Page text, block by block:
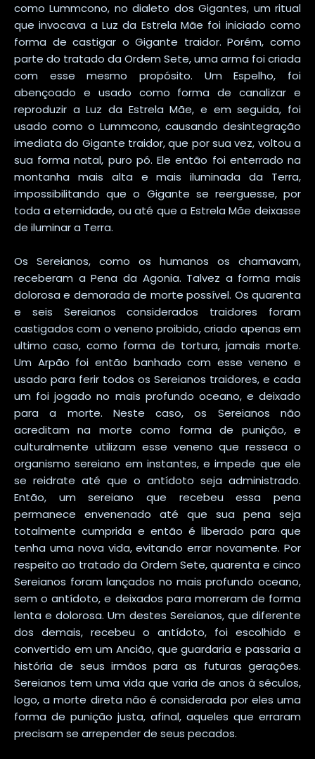
como Lummcono, no dialeto dos Gigantes, um ritual
que invocava a Luz da Estrela Mãe foi iniciado como
forma de castigar o Gigante traidor. Porém, como
parte do tratado da Ordem Sete, uma arma foi criada
com esse mesmo propósito. Um Espelho, foi
abençoado e usado como forma de canalizar e
reproduzir a Luz da Estrela Mãe, e em seguida, foi
usado como o Lummcono, causando desintegração
imediata do Gigante traidor, que por sua vez, voltou a
sua forma natal, puro pó. Ele então foi enterrado na
montanha mais alta e mais iluminada da Terra,
impossibilitando que o Gigante se reerguesse, por
toda a eternidade, ou até que a Estrela Mãe deixasse
de iluminar a Terra.
Os Sereianos, como os humanos os chamavam,
receberam a Pena da Agonia. Talvez a forma mais
dolorosa e demorada de morte possível. Os quarenta
e seis Sereianos considerados traidores foram
castigados com o veneno proibido, criado apenas em
ultimo caso, como forma de tortura, jamais morte.
Um Arpão foi então banhado com esse veneno e
usado para ferir todos os Sereianos traidores, e cada
um foi jogado no mais profundo oceano, e deixado
para a morte. Neste caso, os Sereianos não
acreditam na morte como forma de punição, e
culturalmente utilizam esse veneno que resseca o
organismo sereiano em instantes, e impede que ele
se reidrate até que o antídoto seja administrado.
Então, um sereiano que recebeu essa pena
permanece envenenado até que sua pena seja
totalmente cumprida e então é liberado para que
tenha uma nova vida, evitando errar novamente. Por
respeito ao tratado da Ordem Sete, quarenta e cinco
Sereianos foram lançados no mais profundo oceano,
sem o antídoto, e deixados para morreram de forma
lenta e dolorosa. Um destes Sereianos, que diferente
dos demais, recebeu o antídoto, foi escolhido e
convertido em um Ancião, que guardaria e passaria a
história de seus irmãos para as futuras gerações.
Sereianos tem uma vida que varia de anos à séculos,
logo, a morte direta não é considerada por eles uma
forma de punição justa, afinal, aqueles que erraram
precisam se arrepender de seus pecados.